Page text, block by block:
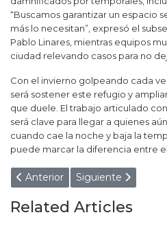
“Buscamos garantizar un espacio
más lo necesitan”, expresó el
Pablo Linares, mientras equipos
ciudad relevando casos para no
Con el invierno golpeando cada
será sostener este refugio y
que duele. El trabajo articulado
será clave para llegar a quienes
cuando cae la noche y baja la
puede marcar la diferencia entre
Artículo anterior: HÉROES SIN
Anterior Artículo siguiente:
Siguiente
Related Articles